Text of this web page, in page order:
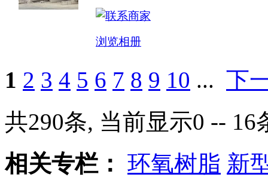
浏览相册
1 2 3 4 5 6 7 8 9 10 ... 下
共290条, 当前显示0 -- 16
相关专栏： 环氧树脂 新